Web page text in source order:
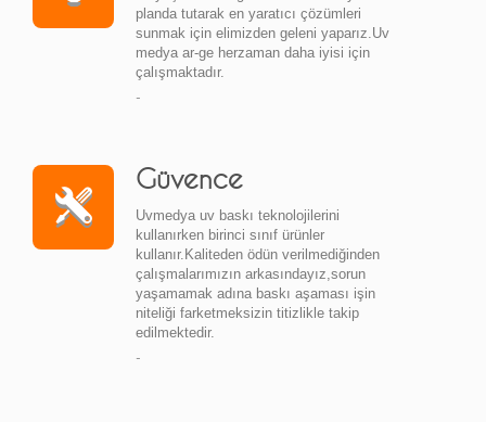
planda tutarak en yaratıcı çözümleri
sunmak için elimizden geleni yaparız.Uv
medya ar-ge herzaman daha iyisi için
çalışmaktadır.
-
Güvence
Uvmedya uv baskı teknolojilerini
kullanırken birinci sınıf ürünler
kullanır.Kaliteden ödün verilmediğinden
çalışmalarımızın arkasındayız,sorun
yaşamamak adına baskı aşaması işin
niteliği farketmeksizin titizlikle takip
edilmektedir.
-